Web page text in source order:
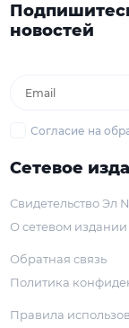
новостей
Согласие на
Сетевое
Свидетельство Эл
О сетевом издании
Обратная связь
Политика
Правила